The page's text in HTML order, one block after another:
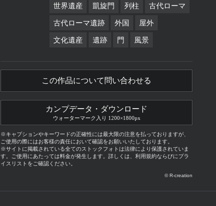
世界遺産 凱旋門 列柱 古代ローマ
古代ローマ遺跡 外国 屋外
文化遺産 遺跡 門 風景
この作品について問い合わせる
カンプデータ・ダウンロード
ウォーターマーク入り 1200×1800px
※キャプションやキーワードの正確性には最大限の注意を払っておりますが、
ご使用の際にはお客様の責任において確認をお願いいたしております。
※サイトに掲載されている全てのストックフォトは法律により保護されていま
す。ご使用にあたっては料金が発生します。詳しくは、利用規約ならびにプラ
イスリストをご確認ください。
© R-creation